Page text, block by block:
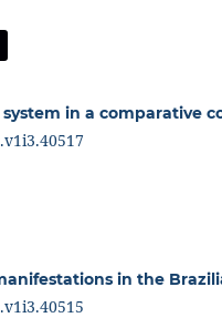
in a comparative
in the